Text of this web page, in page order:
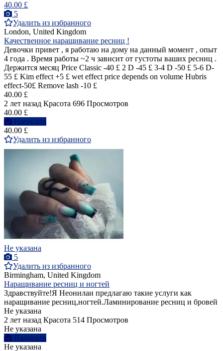
40.00 £
5
Удалить из избранного
London, United Kingdom
Качественное наращивание ресниц !
Девочки привет , я работаю на дому на данный момент , опыт
4 года . Время работы ~2 ч зависит от густоты ваших ресниц .
Держится месяц Price Classic -40 £ 2 D -45 £ 3-4 D -50 £ 5-6 D-
55 £ Kim effect +5 £ wet effect price depends on volume Hubris
effect-50£ Remove lash -10 £
40.00 £
2 лет назад Красота 696 Просмотров
40.00 £
Написать
40.00 £
Удалить из избранного
Не указана
5
Удалить из избранного
Birmingham, United Kingdom
Наращивание ресниц и ногтей
Здравствуйте!Я Неонилаи предлагаю такие услуги как
наращивание ресниц,ногтей.Ламинирование ресниц и бровей
Не указана
2 лет назад Красота 514 Просмотров
Не указана
Написать
Не указана